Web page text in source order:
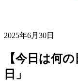
2025年6月30日
【今日は何
日」